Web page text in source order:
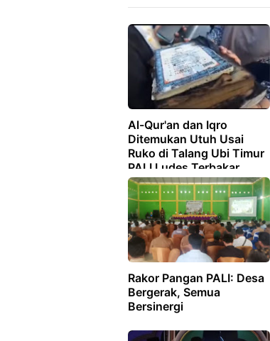
Al-Qur'an dan Iqro
Ditemukan Utuh Usai
Ruko di Talang Ubi Timur
PALI Ludes Terbakar
Rakor Pangan PALI: Desa
Bergerak, Semua
Bersinergi